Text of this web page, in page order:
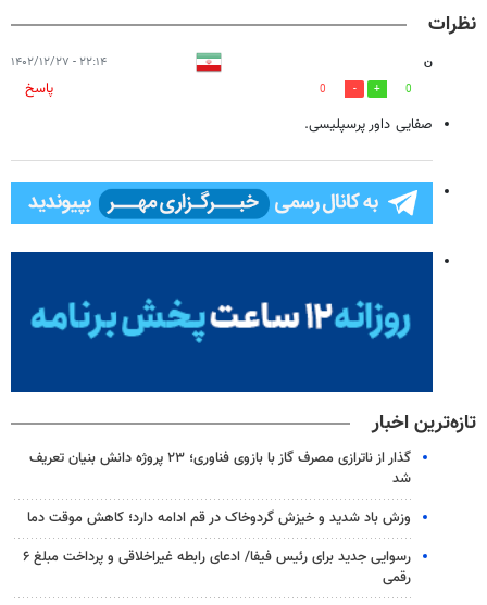
نظرات
ن ۲۲:۱۴ - ۱۴۰۲/۱۲/۲۷
0
0
پاسخ
صفایی داور پرسپلیسی.
تازه‌ترین اخبار
گذار از ناترازی مصرف گاز با بازوی فناوری؛ ۲۳ پروژه دانش بنیان تعریف
شد
وزش باد شدید و خیزش گردوخاک در قم ادامه دارد؛ کاهش موقت دما
رسوایی جدید برای رئیس فیفا/ ادعای رابطه غیراخلاقی و پرداخت مبلغ ۶
رقمی